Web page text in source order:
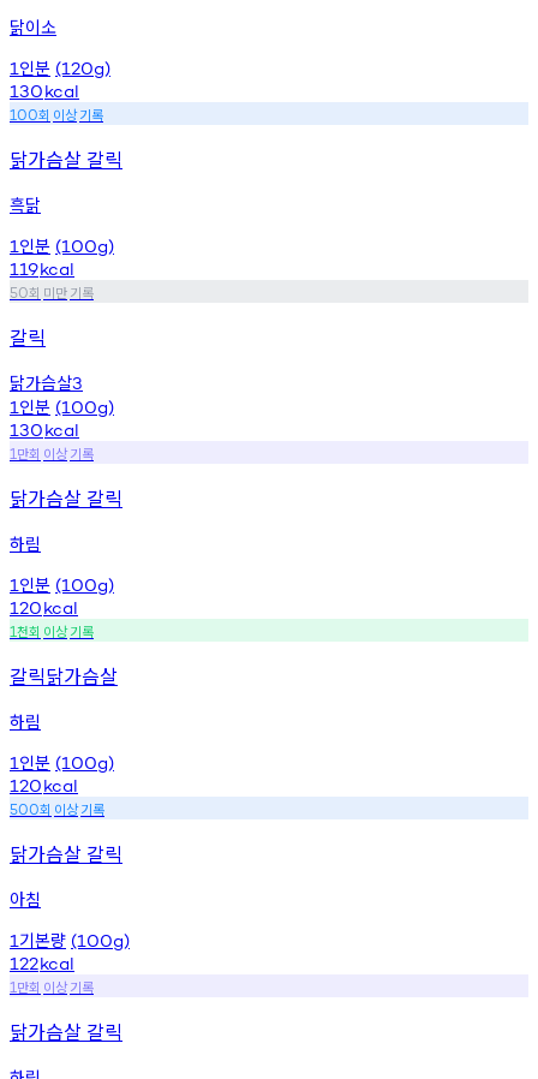
닭이소
1 인분 (120g)
130kcal
100회 이상기록
닭가슴살 갈릭
흑닭
1 인분 (100g)
119kcal
50회 미만기록
갈릭
닭가슴살3
1 인분 (100g)
130kcal
1 만회 이상기록
닭가슴살 갈릭
하림
1 인분 (100g)
120kcal
1천회 이상기록
갈릭닭가슴살
하림
1 인분 (100g)
120kcal
500회 이상기록
닭가슴살 갈릭
아침
1 기본량 (100g)
122kcal
1 만회 이상기록
닭가슴살 갈릭